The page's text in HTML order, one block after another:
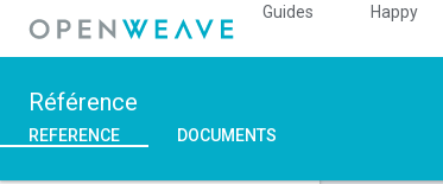
Guides Happy
Référence
REFERENCE DOCUMENTS